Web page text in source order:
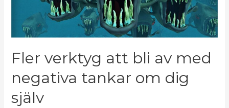
Fler verktyg att bli av med
negativa tankar om dig
själv
själv